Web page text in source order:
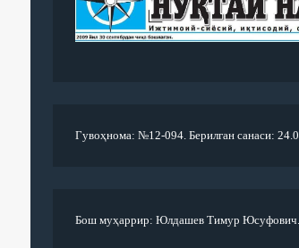
Гувоҳнома: №12-094. Берилган санаси:
Бош муҳаррир: Юлдашев Тимур Юсуфович.